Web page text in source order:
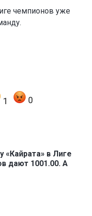
чемпионов уже
1 0
«Кайрата» в Лиге
дают 1001.00. А